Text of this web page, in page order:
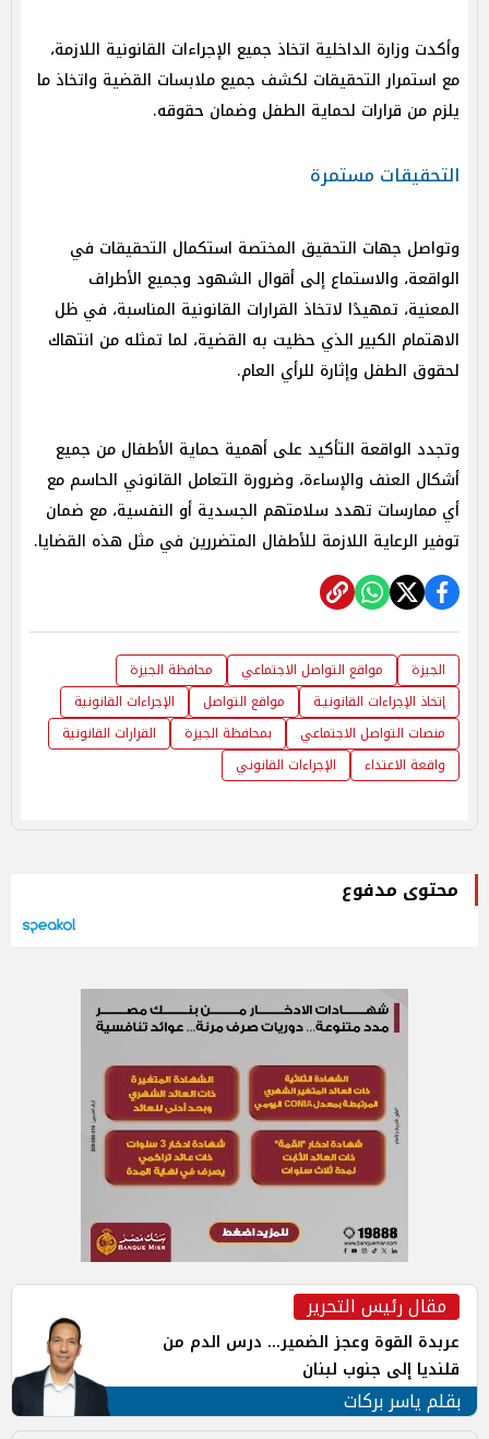
وأكدت وزارة الداخلية اتخاذ جميع الإجراءات القانونية اللازمة،
مع استمرار التحقيقات لكشف جميع ملابسات القضية واتخاذ ما
يلزم من قرارات لحماية الطفل وضمان حقوقه.
التحقيقات مستمرة
وتواصل جهات التحقيق المختصة استكمال التحقيقات في
الواقعة، والاستماع إلى أقوال الشهود وجميع الأطراف
المعنية، تمهيدًا لاتخاذ القرارات القانونية المناسبة، في ظل
الاهتمام الكبير الذي حظيت به القضية، لما تمثله من انتهاك
لحقوق الطفل وإثارة للرأي العام.
وتجدد الواقعة التأكيد على أهمية حماية الأطفال من جميع
أشكال العنف والإساءة، وضرورة التعامل القانوني الحاسم مع
أي ممارسات تهدد سلامتهم الجسدية أو النفسية، مع ضمان
توفير الرعاية اللازمة للأطفال المتضررين في مثل هذه القضايا.
الجيزة مواقع التواصل الاجتماعي
محافظة الجيزة
إتخاذ الإجراءات القانونيـة
مواقع التواصل
الإجراءات القانونية
منصات التواصل الاجتماعي
بمحافظة الجيزة
القرارات القانونية
واقعة الاعتداء
الإجراءات القانوني
محتوى مدفوع
مقال رئيس التحرير
عربدة القوة وعجز الضمير... درس الدم من
قلنديا إلى جنوب لبنان
بقلم ياسر بركات